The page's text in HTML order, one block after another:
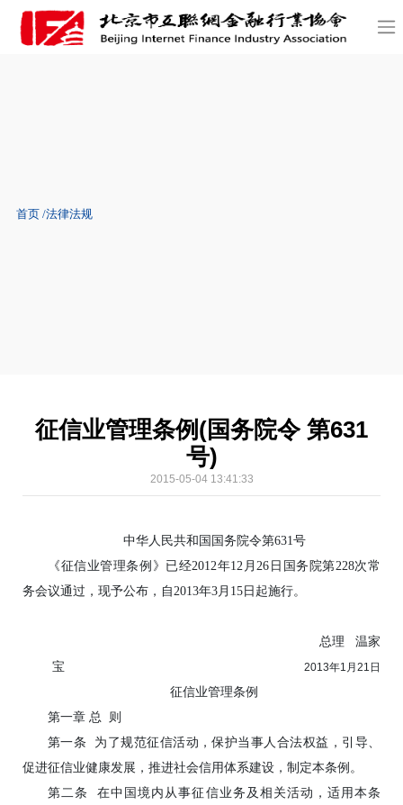
首页 法律法规
征信业管理条例(国务院令 第631
号)
2015-05-04 13:41:33
中华人民共和国国务院令第631号
《征信业管理条例》已经2012年12月26日国务院第228次常
务会议通过，现予公布，自2013年3月15日起施行。
总理 温家
宝 2013年1月21日
征信业管理条例
第一章 总 则
第一条 为了规范征信活动，保护当事人合法权益，引导、
促进征信业健康发展，推进社会信用体系建设，制定本条例。
第二条 在中国境内从事征信业务及相关活动，适用本条